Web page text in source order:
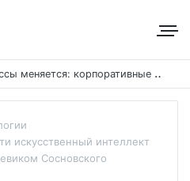
С
труктура денежной массы меняется: корпоративные депозиты обогнали вклады населения
искусственный интеллект
Сосновского